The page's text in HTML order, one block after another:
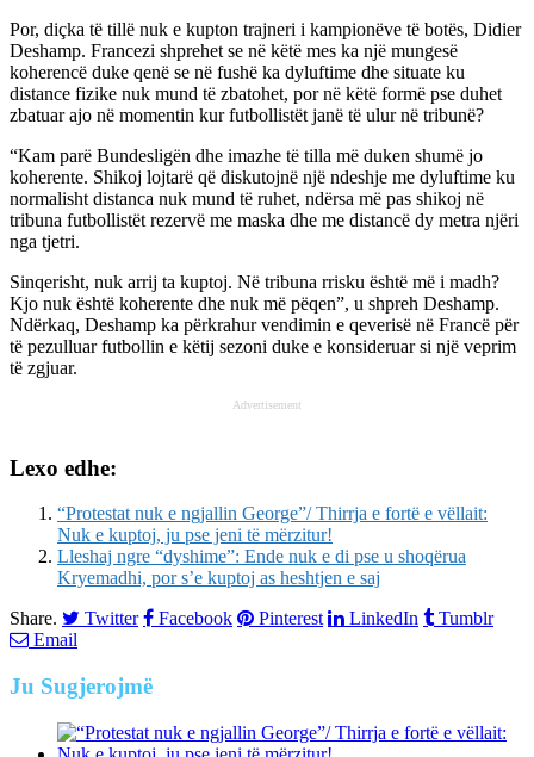
Por, diçka të tillë nuk e kupton trajneri i kampionëve të botës, Didier
Deshamp. Francezi shprehet se në këtë mes ka një mungesë
koherencë duke qenë se në fushë ka dyluftime dhe situate ku
distance fizike nuk mund të zbatohet, por në këtë formë pse duhet
zbatuar ajo në momentin kur futbollistët janë të ulur në tribunë?
“Kam parë Bundesligën dhe imazhe të tilla më duken shumë jo
koherente. Shikoj lojtarë që diskutojnë një ndeshje me dyluftime ku
normalisht distanca nuk mund të ruhet, ndërsa më pas shikoj në
tribuna futbollistët rezervë me maska dhe me distancë dy metra njëri
nga tjetri.
Sinqerisht, nuk arrij ta kuptoj. Në tribuna rrisku është më i madh?
Kjo nuk është koherente dhe nuk më pëqen”, u shpreh Deshamp.
Ndërkaq, Deshamp ka përkrahur vendimin e qeverisë në Francë për
të pezulluar futbollin e këtij sezoni duke e konsideruar si një veprim
të zgjuar.
Advertisement
Lexo edhe:
“Protestat nuk e ngjallin George”/ Thirrja e fortë e vëllait:
Nuk e kuptoj, ju pse jeni të mërzitur!
Lleshaj ngre “dyshime”: Ende nuk e di pse u shoqërua
Kryemadhi, por s’e kuptoj as heshtjen e saj
Share.
Twitter Facebook Pinterest LinkedIn
Tumblr
Email
Ju Sugjerojmë